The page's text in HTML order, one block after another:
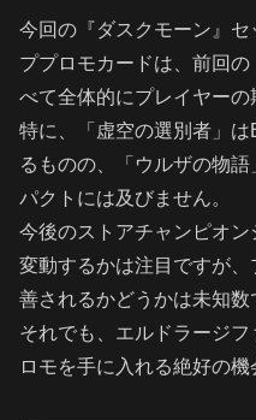
今回の『ダスクモーン』
ププロモカードは、前回
べて全体的にプレイヤーの
特に、「虚空の選別者」
るものの、「ウルザの物
パクトには及びません。
今後のストアチャンピオ
変動するかは注目ですが
善されるかどうかは未知数
それでも、エルドラージ
ロモを手に入れる絶好の機